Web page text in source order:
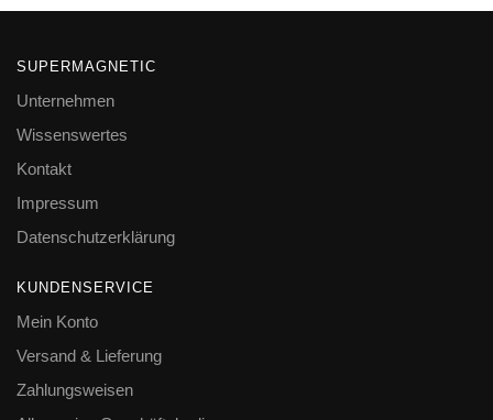
SUPERMAGNETIC
Unternehmen
Wissenswertes
Kontakt
Impressum
Datenschutzerklärung
KUNDENSERVICE
Mein Konto
Versand & Lieferung
Zahlungsweisen